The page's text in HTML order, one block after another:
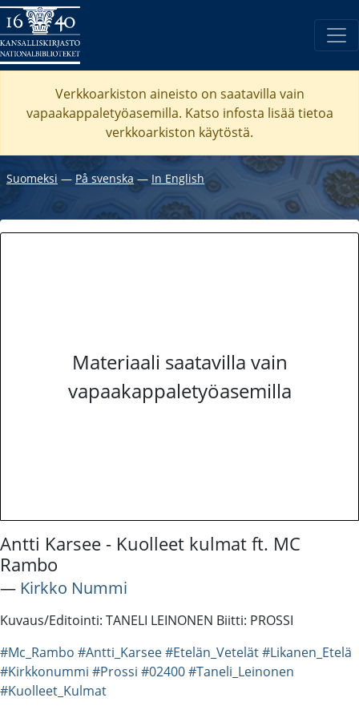
Verkkoarkiston aineisto on saatavilla vain
vapaakappaletyöasemilla. Katso infosta lisää tietoa
verkkoarkiston käytöstä.
Suomeksi ― På svenska― In English
Materiaali saatavilla vain
vapaakappaletyöasemilla
Antti Karsee - Kuolleet kulmat ft. MC
Rambo
― Kirkko Nummi
Kuvaus/Editointi: TANELI LEINONEN Biitti: PROSSI
#Mc_Rambo #Antti_Karsee#Etelän_Vetelät#Likanen_Etelä
#Kirkkonummi #Prossi #02400#Taneli_Leinonen
#Kuolleet_Kulmat